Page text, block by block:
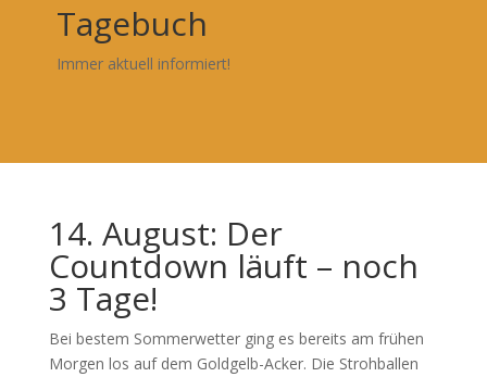
Tagebuch
Immer aktuell informiert!
14. August: Der
Countdown läuft – noch
3 Tage!
Bei bestem Sommerwetter ging es bereits am frühen
Morgen los auf dem Goldgelb-Acker. Die Strohballen